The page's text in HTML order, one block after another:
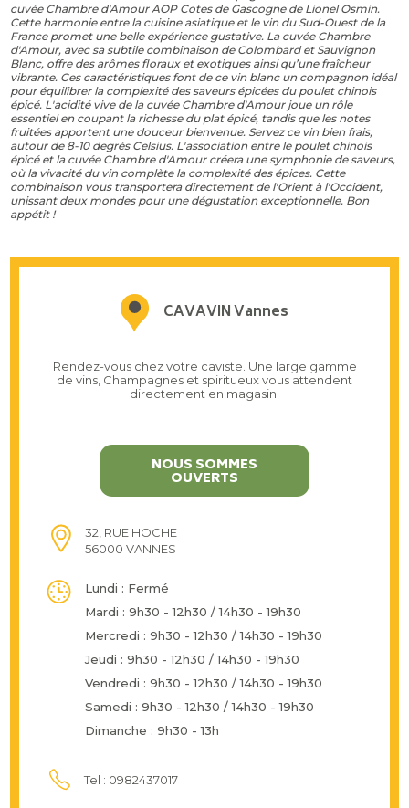
cuvée Chambre d'Amour AOP Cotes de Gascogne de Lionel Osmin.
Cette harmonie entre la cuisine asiatique et le vin du Sud-Ouest de la
France promet une belle expérience gustative. La cuvée Chambre
d'Amour, avec sa subtile combinaison de Colombard et Sauvignon
Blanc, offre des arômes floraux et exotiques ainsi qu’une fraîcheur
vibrante. Ces caractéristiques font de ce vin blanc un compagnon idéal
pour équilibrer la complexité des saveurs épicées du poulet chinois
épicé. L'acidité vive de la cuvée Chambre d'Amour joue un rôle
essentiel en coupant la richesse du plat épicé, tandis que les notes
fruitées apportent une douceur bienvenue. Servez ce vin bien frais,
autour de 8-10 degrés Celsius. L'association entre le poulet chinois
épicé et la cuvée Chambre d'Amour créera une symphonie de saveurs,
où la vivacité du vin complète la complexité des épices. Cette
combinaison vous transportera directement de l'Orient à l'Occident,
unissant deux mondes pour une dégustation exceptionnelle. Bon
appétit !
CAVAVIN Vannes
Rendez-vous chez votre caviste. Une large gamme
de vins, Champagnes et spiritueux vous attendent
directement en magasin.
NOUS SOMMES
OUVERTS
32, RUE HOCHE
56000 VANNES
Lundi : Fermé
Mardi : 9h30 - 12h30 / 14h30 - 19h30
Mercredi : 9h30 - 12h30 / 14h30 - 19h30
Jeudi : 9h30 - 12h30 / 14h30 - 19h30
Vendredi : 9h30 - 12h30 / 14h30 - 19h30
Samedi : 9h30 - 12h30 / 14h30 - 19h30
Dimanche : 9h30 - 13h
Tel : 0982437017